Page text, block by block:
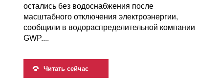
остались без водоснабжения после
масштабного отключения электроэнергии,
сообщили в водораспределительной компании
GWP....
Читать сейчас